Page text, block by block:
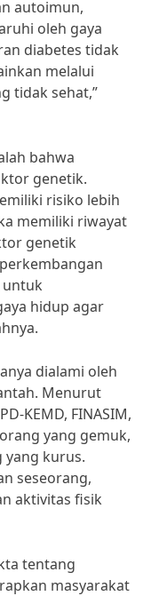
autoimun,
oleh gaya
diabetes tidak
melalui
tidak sehat,”
bahwa
genetik.
risiko lebih
memiliki riwayat
genetik
untuk
hidup agar
dialami oleh
Menurut
KEMD, FINASIM,
yang gemuk,
yang kurus.
seseorang,
aktivitas fisik
tentang
masyarakat